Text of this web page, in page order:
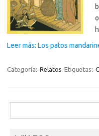
Leer más: Los patos
Categoría: Relatos Etiquetas: